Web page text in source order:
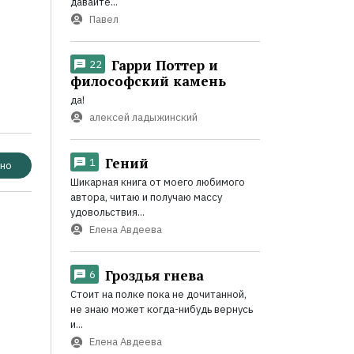
Павел
22
Гарри Поттер и
философский камень
да!
алексей ладыжинский
1 Гений
Шикарная книга от моего любимого
автора, читаю и получаю массу
удовольствия...
Елена Авдеева
6 Гроздья гнева
Стоит на полке пока не дочитанной,
не знаю может когда-нибудь вернусь
и...
Елена Авдеева